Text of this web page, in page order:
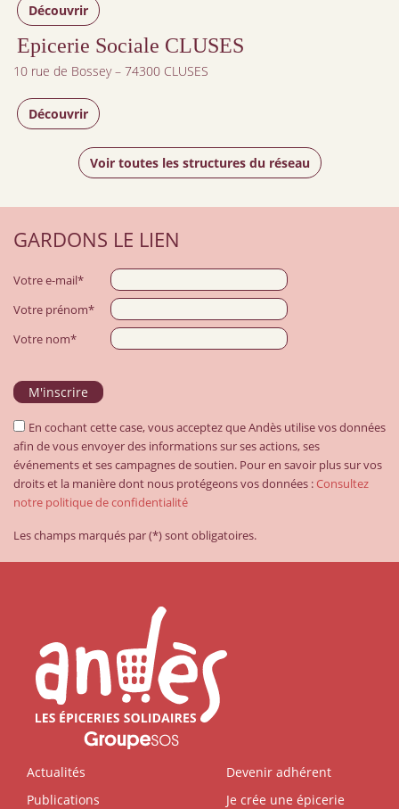
Découvrir
Epicerie Sociale CLUSES
10 rue de Bossey – 74300 CLUSES
Découvrir
Voir toutes les structures du réseau
GARDONS LE LIEN
Votre e-mail*
Votre prénom*
Votre nom*
En cochant cette case, vous acceptez que Andès utilise vos données
afin de vous envoyer des informations sur ses actions, ses
événements et ses campagnes de soutien. Pour en savoir plus sur vos
droits et la manière dont nous protégeons vos données :Consultez
notre politique de confidentialité
Les champs marqués par (*) sont obligatoires.
Actualités
Publications
Devenir adhérent
Je crée une épicerie